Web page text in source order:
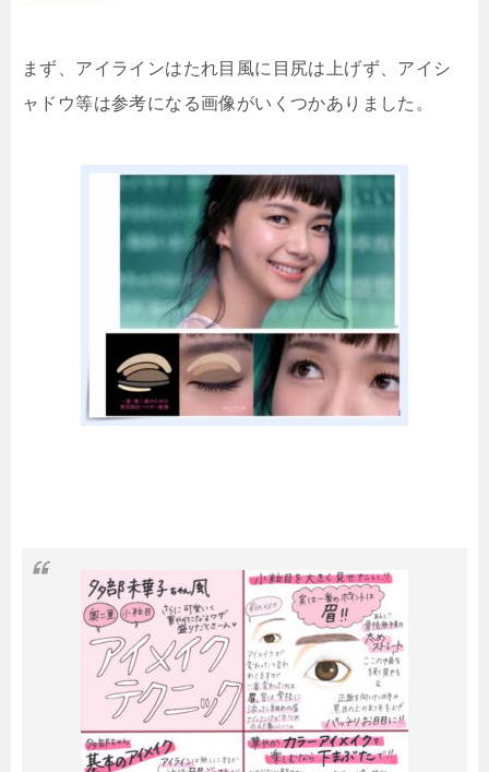
まず、アイラインはたれ目風に目尻は上げず、アイシ
ャドウ等は参考になる画像がいくつかありました。